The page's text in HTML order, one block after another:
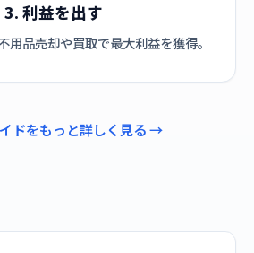
3. 利益を出す
用品売却や買取で最大利益を獲得。
ドをもっと詳しく見る →